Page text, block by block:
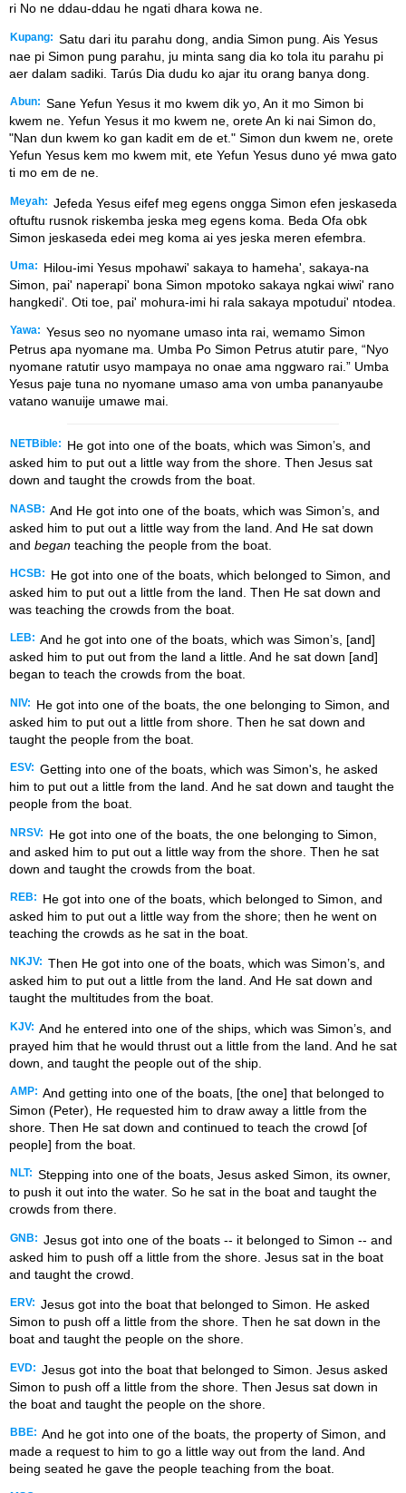
ri No ne ddau-ddau he ngati dhara kowa ne.
Kupang: Satu dari itu parahu dong, andia Simon pung. Ais Yesus
nae pi Simon pung parahu, ju minta sang dia ko tola itu parahu pi
aer dalam sadiki. Tarús Dia dudu ko ajar itu orang banya dong.
Abun: Sane Yefun Yesus it mo kwem dik yo, An it mo Simon bi
kwem ne. Yefun Yesus it mo kwem ne, orete An ki nai Simon do,
"Nan dun kwem ko gan kadit em de et." Simon dun kwem ne, orete
Yefun Yesus kem mo kwem mit, ete Yefun Yesus duno yé mwa gato
ti mo em de ne.
Meyah: Jefeda Yesus eifef meg egens ongga Simon efen jeskaseda
oftuftu rusnok riskemba jeska meg egens koma. Beda Ofa obk
Simon jeskaseda edei meg koma ai yes jeska meren efembra.
Uma:
Hilou-imi Yesus mpohawi' sakaya to hameha', sakaya-na
Simon, pai' naperapi' bona Simon mpotoko sakaya ngkai wiwi' rano
hangkedi'. Oti toe, pai' mohura-imi hi rala sakaya mpotudui' ntodea.
Yawa: Yesus seo no nyomane umaso inta rai, wemamo Simon
Petrus apa nyomane ma. Umba Po Simon Petrus atutir pare, “Nyo
nyomane ratutir usyo mampaya no onae ama nggwaro rai.” Umba
Yesus paje tuna no nyomane umaso ama von umba pananyaube
vatano wanuije umawe mai.
NETBible:
He got into one of the boats, which was Simon’s, and
asked him to put out a little way from the shore. Then Jesus sat
down and taught the crowds from the boat.
NASB: And He got into one of the boats, which was Simon’s, and
asked him to put out a little way from the land. And He sat down
and began teaching the people from the boat.
HCSB:
He got into one of the boats, which belonged to Simon, and
asked him to put out a little from the land. Then He sat down and
was teaching the crowds from the boat.
LEB: And he got into one of the boats, which was Simon’s, [and]
asked him to put out from the land a little. And he sat down [and]
began to teach the crowds from the boat.
NIV:
He got into one of the boats, the one belonging to Simon, and
asked him to put out a little from shore. Then he sat down and
taught the people from the boat.
ESV: Getting into one of the boats, which was Simon's, he asked
him to put out a little from the land. And he sat down and taught the
people from the boat.
NRSV:
He got into one of the boats, the one belonging to Simon,
and asked him to put out a little way from the shore. Then he sat
down and taught the crowds from the boat.
REB:
He got into one of the boats, which belonged to Simon, and
asked him to put out a little way from the shore; then he went on
teaching the crowds as he sat in the boat.
NKJV: Then He got into one of the boats, which was Simon’s, and
asked him to put out a little from the land. And He sat down and
taught the multitudes from the boat.
KJV: And he entered into one of the ships, which was Simon’s, and
prayed him that he would thrust out a little from the land. And he sat
down, and taught the people out of the ship.
AMP: And getting into one of the boats, [the one] that belonged to
Simon (Peter), He requested him to draw away a little from the
shore. Then He sat down and continued to teach the crowd [of
people] from the boat.
NLT: Stepping into one of the boats, Jesus asked Simon, its owner,
to push it out into the water. So he sat in the boat and taught the
crowds from there.
GNB: Jesus got into one of the boats -- it belonged to Simon -- and
asked him to push off a little from the shore. Jesus sat in the boat
and taught the crowd.
ERV: Jesus got into the boat that belonged to Simon. He asked
Simon to push off a little from the shore. Then he sat down in the
boat and taught the people on the shore.
EVD: Jesus got into the boat that belonged to Simon. Jesus asked
Simon to push off a little from the shore. Then Jesus sat down in
the boat and taught the people on the shore.
BBE: And he got into one of the boats, the property of Simon, and
made a request to him to go a little way out from the land. And
being seated he gave the people teaching from the boat.